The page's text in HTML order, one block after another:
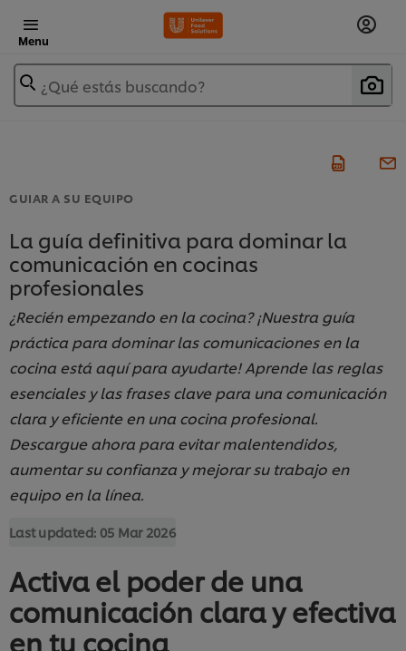
Menu
¿Qué estás buscando?
GUIAR A SU EQUIPO
La guía definitiva para dominar la
comunicación en cocinas
profesionales
¿Recién empezando en la cocina? ¡Nuestra guía
práctica para dominar las comunicaciones en la
cocina está aquí para ayudarte! Aprende las reglas
esenciales y las frases clave para una comunicación
clara y eficiente en una cocina profesional.
Descargue ahora para evitar malentendidos,
aumentar su confianza y mejorar su trabajo en
equipo en la línea.
Last updated: 05 Mar 2026
Activa el poder de una
comunicación clara y efectiva
en tu cocina